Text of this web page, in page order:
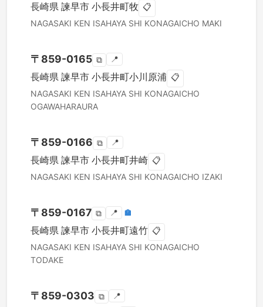
長崎県 諫早市 小長井町牧 📋
NAGASAKI KEN ISAHAYA SHI KONAGAICHO MAKI
〒 859-0165 ⧉ 📍
長崎県 諫早市 小長井町小川原浦 📋
NAGASAKI KEN ISAHAYA SHI KONAGAICHO
OGAWAHARAURA
〒 859-0166 ⧉ 📍
長崎県 諫早市 小長井町井崎 📋
NAGASAKI KEN ISAHAYA SHI KONAGAICHO IZAKI
〒 859-0167 ⧉ 📍 🏣
長崎県 諫早市 小長井町遠竹 📋
NAGASAKI KEN ISAHAYA SHI KONAGAICHO
TODAKE
〒 859-0303 ⧉ 📍